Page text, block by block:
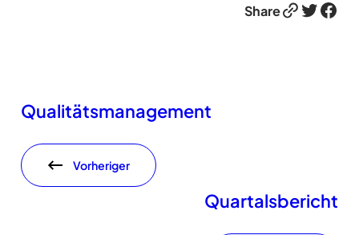
ShareLink Twitter Facebook
Qualitätsmanagement
Vorheriger
Quartalsbericht